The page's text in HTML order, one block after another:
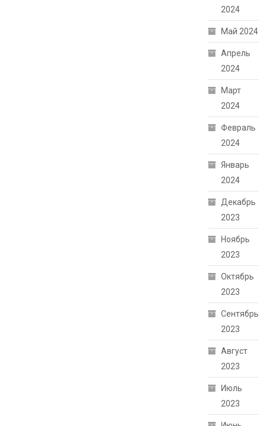
2024
Май 2024
Апрель
2024
Март
2024
Февраль
2024
Январь
2024
Декабрь
2023
Ноябрь
2023
Октябрь
2023
Сентябрь
2023
Август
2023
Июль
2023